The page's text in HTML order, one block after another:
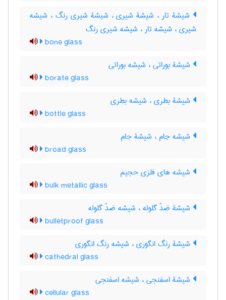
شیشۀ تار ، شیشۀ شیری ، شیشۀ شیری رنگ ، شیشه
شیری ، شیشه تار ، شیشه شیری رنگ
bone glass
شیشۀ بوراتی ، شیشه بوراتی
borate glass
شیشۀ بطری ، شیشه بطری
bottle glass
شیشه جام ، شیشۀ جام
broad glass
شیشه های فلزی حجیم
bulk metallic glass
شیشۀ ضدّ گلوله ، شیشه ضدّ گلوله
bulletproof glass
شیشۀ رنگ انگوری ، شیشه رنگ انگوری
cathedral glass
شیشۀ اسفنجی ، شیشه اسفنجی
cellular glass